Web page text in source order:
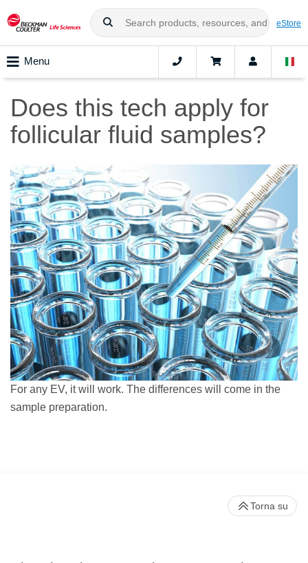
eStore
Menu
Does this tech apply for
follicular fluid samples?
For any EV, it will work. The differences will come in the
sample preparation.
Torna su